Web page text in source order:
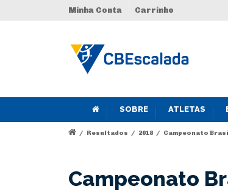
Minha Conta Carrinho
SOBRE ATLETAS
/ Resultados / 2018 / Campeonato
Campeonato